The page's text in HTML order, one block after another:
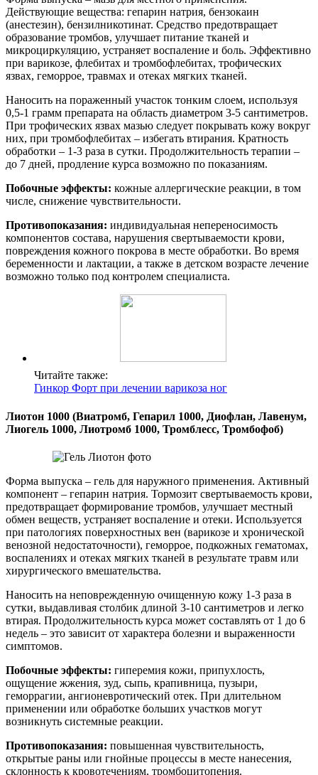
Действующие вещества: гепарин натрия, бензокаин
(анестезин), бензилникотинат. Средство предотвращает
образование тромбов, улучшает питание тканей и
микроциркуляцию, устраняет воспаление и боль. Эффективно
при варикозе, флебитах и тромбофлебитах, трофических
язвах, геморрое, травмах и отеках мягких тканей.
Наносить на пораженный участок тонким слоем, используя
0,5-1 грамм препарата на область диаметром 3-5 сантиметров.
При трофических язвах мазью следует покрывать кожу вокруг
них, при тромбофлебитах – избегать втирания. Кратность
обработки – 1-3 раза в сутки. Продолжительность терапии –
до 7 дней, продление курса возможно по показаниям.
Побочные эффекты: кожные аллергические реакции, в том
числе, снижение чувствительности.
Противопоказания: индивидуальная непереносимость
компонентов состава, нарушения свертываемости крови,
повреждения кожного покрова в месте обработки. Во время
беременности и лактации, а также в детском возрасте лечение
возможно только под контролем специалиста.
Читайте также:
Гинкор Форт при лечении варикоза ног
Лиотон 1000 (Виатромб, Гепарил 1000, Диофлан, Лавенум,
Лиогель 1000, Лиотромб 1000, Тромблесс, Тромбофоб)
Форма выпуска – гель для наружного применения. Активный
компонент – гепарин натрия. Тормозит свертываемость крови,
предотвращает формирование тромбов, улучшает местный
обмен веществ, устраняет воспаление и отеки. Используется
при патологиях поверхностных вен (варикозе и хронической
венозной недостаточности), геморрое, подкожных гематомах,
воспалениях и отеках мягких тканей в результате травм или
хирургического вмешательства.
Наносить на неповрежденную очищенную кожу 1-3 раза в
сутки, выдавливая столбик длиной 3-10 сантиметров и легко
втирая. Продолжительность курса может составлять от 1 до 6
недель – это зависит от характера болезни и выраженности
симптомов.
Побочные эффекты: гиперемия кожи, припухлость,
ощущение жжения, зуд, сыпь, крапивница, пузыри,
геморрагии, ангионевротический отек. При длительном
применении или обработке больших участков могут
возникнуть системные реакции.
Противопоказания: повышенная чувствительность,
открытые раны или гнойные процессы в месте нанесения,
склонность к кровотечениям, тромбоцитопения.